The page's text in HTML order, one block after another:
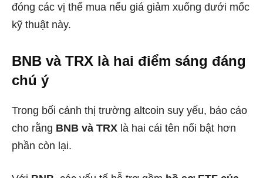
đóng các vị thế mua nếu giá giảm xuống dưới mốc
kỹ thuật này.
BNB và TRX là hai điểm sáng đáng
chú ý
Trong bối cảnh thị trường altcoin suy yếu, báo cáo
cho rằng BNB và TRX là hai cái tên nổi bật hơn
phần còn lại.